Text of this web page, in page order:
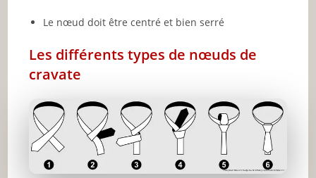
Le nœud doit être centré et bien serré
Les différents types de nœuds de
cravate